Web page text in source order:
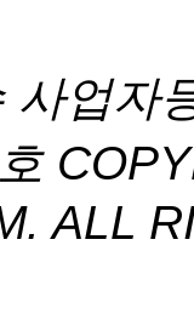
사업자
ALL